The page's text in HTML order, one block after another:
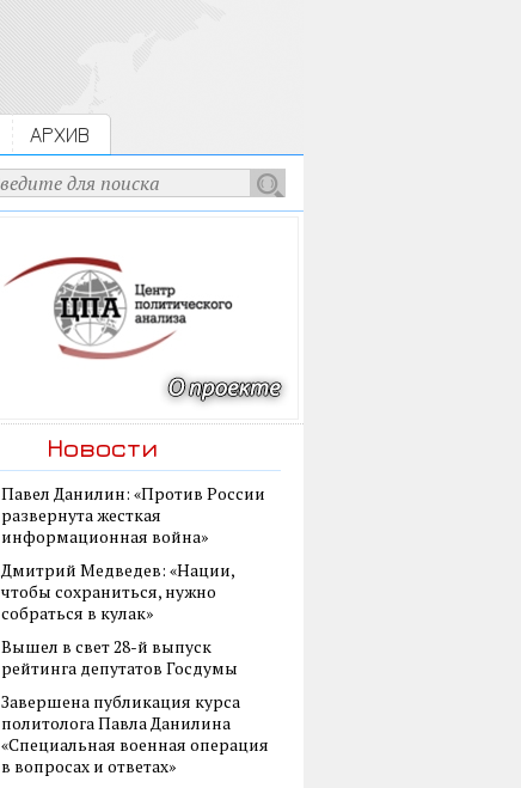
АРХИВ
Новости
Павел Данилин: «Против России
развернута жесткая
информационная война»
Дмитрий Медведев: «Нации,
чтобы сохраниться, нужно
собраться в кулак»
Вышел в свет 28-й выпуск
рейтинга депутатов Госдумы
Завершена публикация курса
политолога Павла Данилина
«Специальная военная операция
в вопросах и ответах»